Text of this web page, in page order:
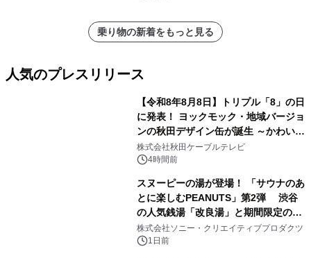
乗り物の新着をもっと見る
人気のプレスリリース
【令和8年8月8日】トリプル「8」の日
に発表！ ヨックモック・地域バージョ
ンの秋田デザイン缶が誕生 ～かわいい
秋田犬の子犬と秋田の四季と名所を巡
るパッケージ～ 9月1日(火)秋田県内で
株式会社秋田ケーブルテレビ
4時間前
スヌーピーの湯が登場！ 「サウナのあ
とに楽しむPEANUTS」第2弾 渋谷
の人気銭湯「改良湯」と期間限定のコ
ラボレーション サウナイキタイコラ
ボグッズも発売決定！
株式会社ソニー・クリエイティブプロダクツ
1日前